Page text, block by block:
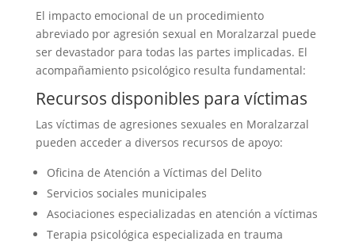
El impacto emocional de un procedimiento
abreviado por agresión sexual en Moralzarzal puede
ser devastador para todas las partes implicadas. El
acompañamiento psicológico resulta fundamental:
Recursos disponibles para víctimas
Las víctimas de agresiones sexuales en Moralzarzal
pueden acceder a diversos recursos de apoyo:
Oficina de Atención a Víctimas del Delito
Servicios sociales municipales
Asociaciones especializadas en atención a víctimas
Terapia psicológica especializada en trauma